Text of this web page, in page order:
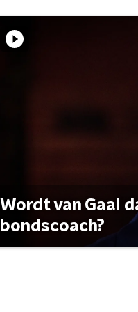
Wordt van Gaal
bondscoach?